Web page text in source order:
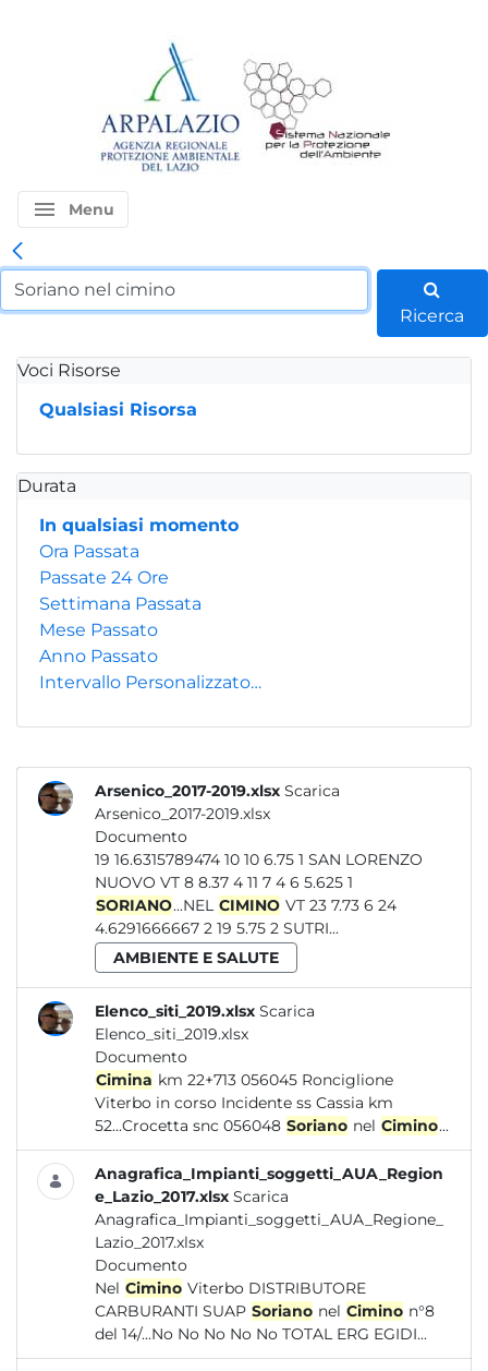
menu Menu
Ricerca
Voci Risorse
Qualsiasi Risorsa
Durata
In qualsiasi momento
Ora Passata
Passate 24 Ore
Settimana Passata
Mese Passato
Anno Passato
Intervallo Personalizzato…
Arsenico_2017-2019.xlsx Scarica
Arsenico_2017-2019.xlsx
Documento
19 16.6315789474 10 10 6.75 1 SAN LORENZO
NUOVO VT 8 8.37 4 11 7 4 6 5.625 1
SORIANO...NEL CIMINO VT 23 7.73 6 24
4.6291666667 2 19 5.75 2 SUTRI...
AMBIENTE E SALUTE
Elenco_siti_2019.xlsx Scarica
Elenco_siti_2019.xlsx
Documento
Cimina km 22+713 056045 Ronciglione
Viterbo in corso Incidente ss Cassia km
52...Crocetta snc 056048 Soriano nel Cimino...
Anagrafica_Impianti_soggetti_AUA_Region
e_Lazio_2017.xlsx Scarica
Anagrafica_Impianti_soggetti_AUA_Regione_
Lazio_2017.xlsx
Documento
Nel Cimino Viterbo DISTRIBUTORE
CARBURANTI SUAP Soriano nel Cimino n°8
del 14/...No No No No No TOTAL ERG EGIDI...